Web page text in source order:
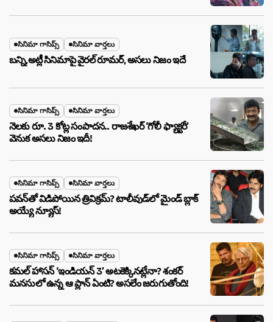
సినిమా గాసిప్స్ సినిమా వార్తలు
బన్ని,అట్లీ సినిమాపై వైరల్ రూమర్, అసలు నిజం ఇదే
సినిమా గాసిప్స్ సినిమా వార్తలు
నెలకు రూ. 3 కోట్ల సంపాదన.. రాజశేఖర్ ‘గోలీ ఫ్యాక్టరీ’
వెనుక అసలు నిజం ఇదీ!
సినిమా గాసిప్స్ సినిమా వార్తలు
పవన్‌తో విడిపోయిన త్రివిక్రమ్? టాలీవుడ్‌లో మైండ్ బ్లాక్
అయ్యే న్యూస్!
సినిమా గాసిప్స్ సినిమా వార్తలు
కమల్ హాసన్ ‘ఇండియన్ 3’ అటకెక్కినట్లేనా? శంకర్
మనసులో ఉన్న ఆ ప్లాన్ ఏంటి? అసలేం జరుగుతోంది!